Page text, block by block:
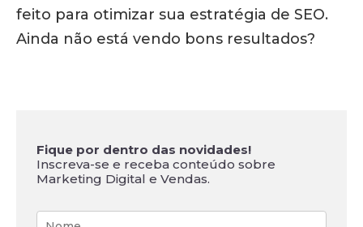
feito para otimizar sua estratégia de SEO.
Ainda não está vendo bons resultados?
Fique por dentro das novidades!
Inscreva-se e receba conteúdo sobre
Marketing Digital e Vendas.